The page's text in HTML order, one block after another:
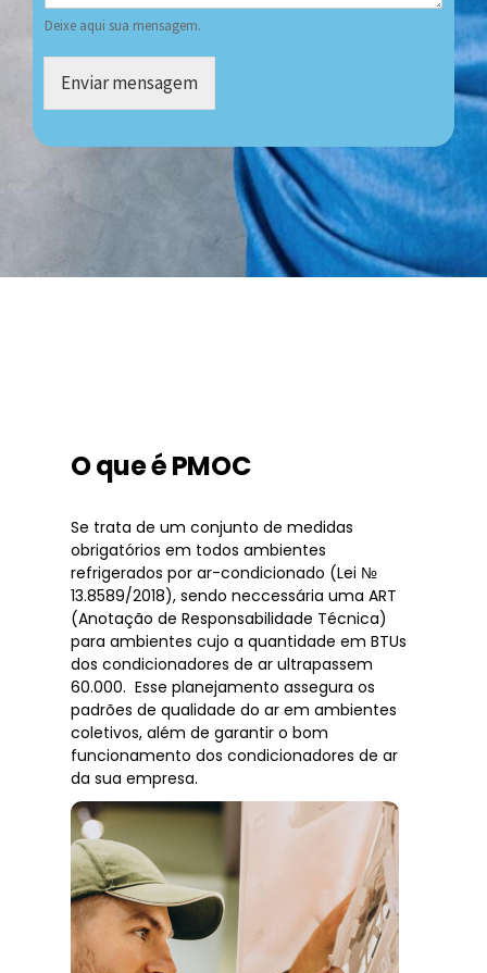
Deixe aqui sua mensagem.
Enviar mensagem
O que é PMOC
Se trata de um conjunto de medidas
obrigatórios em todos ambientes
refrigerados por ar-condicionado (Lei №
13.8589/2018), sendo neccessária uma ART
(Anotação de Responsabilidade Técnica)
para ambientes cujo a quantidade em BTUs
dos condicionadores de ar ultrapassem
60.000. Esse planejamento assegura os
padrões de qualidade do ar em ambientes
coletivos, além de garantir o bom
funcionamento dos condicionadores de ar
da sua empresa.